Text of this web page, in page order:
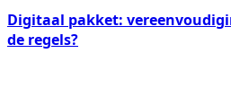
Digitaal pakket:
de regels?